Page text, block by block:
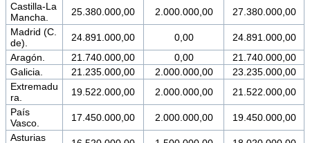
Castilla-La
Mancha.
25.380.000,00 2.000.000,00
27.380.000,00
Madrid (C.
de).
24.891.000,00 0,00
24.891.000,00
Aragón.
21.740.000,00 0,00
21.740.000,00
Galicia.
21.235.000,00 2.000.000,00
23.235.000,00
Extremadu
ra.
19.522.000,00 2.000.000,00
21.522.000,00
País
Vasco.
17.450.000,00 2.000.000,00
19.450.000,00
Asturias